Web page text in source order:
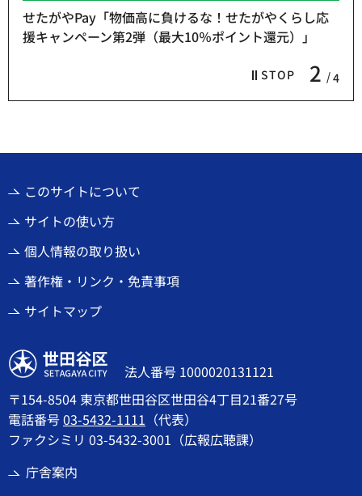
STOP 2 4
せたがやPay「物価高に負けるな！せたがやくらし応
援キャンペーン第2弾（最大10％ポイント還元）」
このサイトについて
サイトの使い方
個人情報の取り扱い
著作権・リンク・免責事項
サイトマップ
世田谷区
法人番号 1000020131121
〒154-8504 東京都世田谷区世田谷4丁目21番27号
電話番号03-5432-1111 （代表）
ファクシミリ 03-5432-3001（広報広聴課）
庁舎案内